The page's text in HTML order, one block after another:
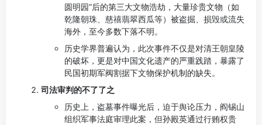
圆明园”后的第三大文物浩劫，大量珍贵文物（如
乾隆朝珠、慈禧翡翠西瓜等）被盗掘、损毁或流失
海外，至今多数下落不明。
历史学界普遍认为，此次事件不仅是对清王朝皇陵
的破坏，更是对中国文化遗产的严重践踏，暴露了
民国初期军阀割据下文物保护机制的缺失。
司法审判的不了了之
历史上，盗墓事件曝光后，迫于舆论压力，阎锡山
组织军事法庭审理此案，但孙殿英通过行贿权贵